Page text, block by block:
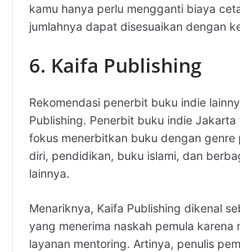
kamu hanya perlu mengganti biaya
jumlahnya dapat disesuaikan dengan
6. Kaifa Publishing
Rekomendasi penerbit buku indie
Publishing. Penerbit buku indie Jakarta
fokus menerbitkan buku dengan genre
diri, pendidikan, buku islami, dan
lainnya.
Menariknya, Kaifa Publishing dikenal
yang menerima naskah pemula karena
layanan mentoring. Artinya, penulis